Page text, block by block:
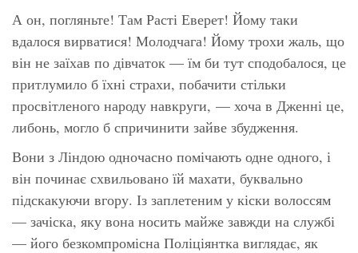
А он, погляньте! Там Расті Еверет! Йому таки
вдалося вирватися! Молодчага! Йому трохи жаль, що
він не заїхав по дівчаток — їм би тут сподобалося, це
притлумило б їхні страхи, побачити стільки
просвітленого народу навкруги, — хоча в Дженні це,
либонь, могло б спричинити зайве збудження.
Вони з Ліндою одночасно помічають одне одного, і
він починає схвильовано їй махати, буквально
підскакуючи вгору. Із заплетеним у кіски волоссям
— зачіска, яку вона носить майже завжди на службі
— його безкомпромісна Поліціянтка виглядає, як